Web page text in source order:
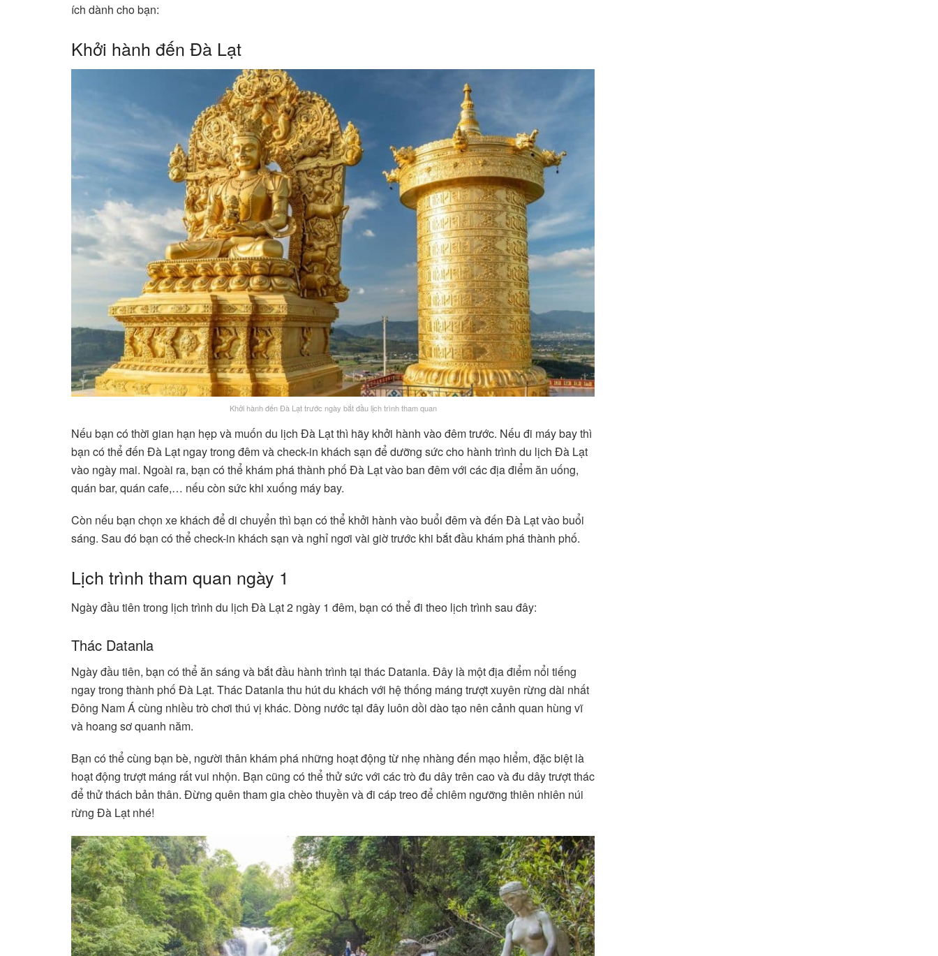
ích dành cho bạn:
Khởi hành đến Đà Lạt
Khởi hành đến Đà Lạt trước ngày bắt đầu lịch trình tham quan
Nếu bạn có thời gian hạn hẹp và muốn du lịch Đà Lạt thì hãy khởi hành vào đêm trước. Nếu đi máy bay thì
bạn có thể đến Đà Lạt ngay trong đêm và check-in khách sạn để dưỡng sức cho hành trình du lịch Đà Lạt
vào ngày mai. Ngoài ra, bạn có thể khám phá thành phố Đà Lạt vào ban đêm với các địa điểm ăn uống,
quán bar, quán cafe,… nếu còn sức khi xuống máy bay.
Còn nếu bạn chọn xe khách để di chuyển thì bạn có thể khởi hành vào buổi đêm và đến Đà Lạt vào buổi
sáng. Sau đó bạn có thể check-in khách sạn và nghỉ ngơi vài giờ trước khi bắt đầu khám phá thành phố.
Lịch trình tham quan ngày 1
Ngày đầu tiên trong lịch trình du lịch Đà Lạt 2 ngày 1 đêm, bạn có thể đi theo lịch trình sau đây:
Thác Datanla
Ngày đầu tiên, bạn có thể ăn sáng và bắt đầu hành trình tại thác Datanla. Đây là một địa điểm nổi tiếng
ngay trong thành phố Đà Lạt. Thác Datanla thu hút du khách với hệ thống máng trượt xuyên rừng dài nhất
Đông Nam Á cùng nhiều trò chơi thú vị khác. Dòng nước tại đây luôn dồi dào tạo nên cảnh quan hùng vĩ
và hoang sơ quanh năm.
Bạn có thể cùng bạn bè, người thân khám phá những hoạt động từ nhẹ nhàng đến mạo hiểm, đặc biệt là
hoạt động trượt máng rất vui nhộn. Bạn cũng có thể thử sức với các trò đu dây trên cao và đu dây trượt thác
để thử thách bản thân. Đừng quên tham gia chèo thuyền và đi cáp treo để chiêm ngưỡng thiên nhiên núi
rừng Đà Lạt nhé!